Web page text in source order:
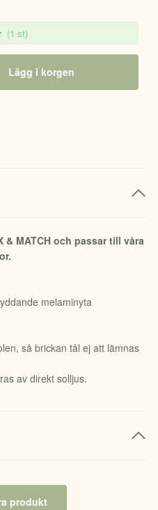
(1 st)
Lägg i korgen
& MATCH och passar till våra
melaminyta
så brickan tål ej att lämnas
av direkt solljus.
produkt